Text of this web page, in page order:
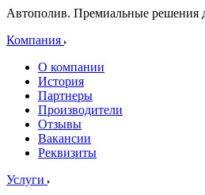
Автополив. Премиальные решения
Компания
О компании
История
Партнеры
Производители
Отзывы
Вакансии
Реквизиты
Услуги